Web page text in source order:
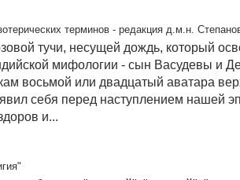
терминов - редакция д.м.н.
тучи, несущей дождь, который
мифологии - сын Васудевы и
восьмой или двадцатый аватара
себя перед наступлением нашей
и...